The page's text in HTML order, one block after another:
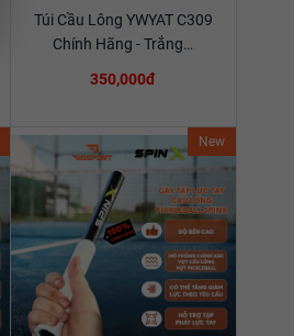
Xem chi tiết
Túi Cầu Lông YWYAT C309
Chính Hãng - Trắng…
350,000đ
New